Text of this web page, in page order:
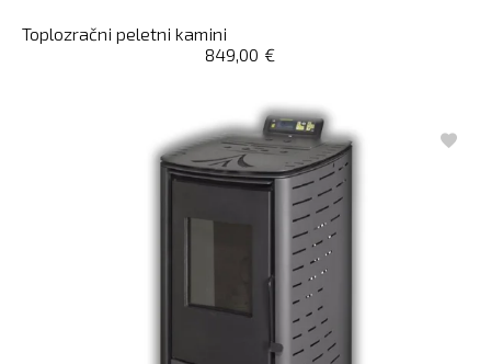
Toplozračni peletni kamini
€
849,00